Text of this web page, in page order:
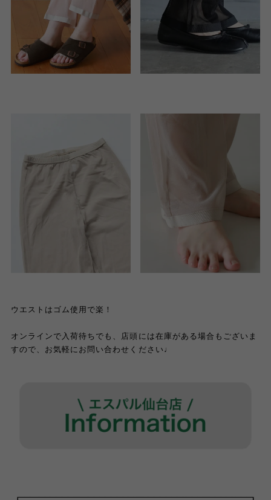
ウエストはゴム使用で楽！
オンラインで入荷待ちでも、店頭には在庫がある場合もございま
すので、お気軽にお問い合わせください♩